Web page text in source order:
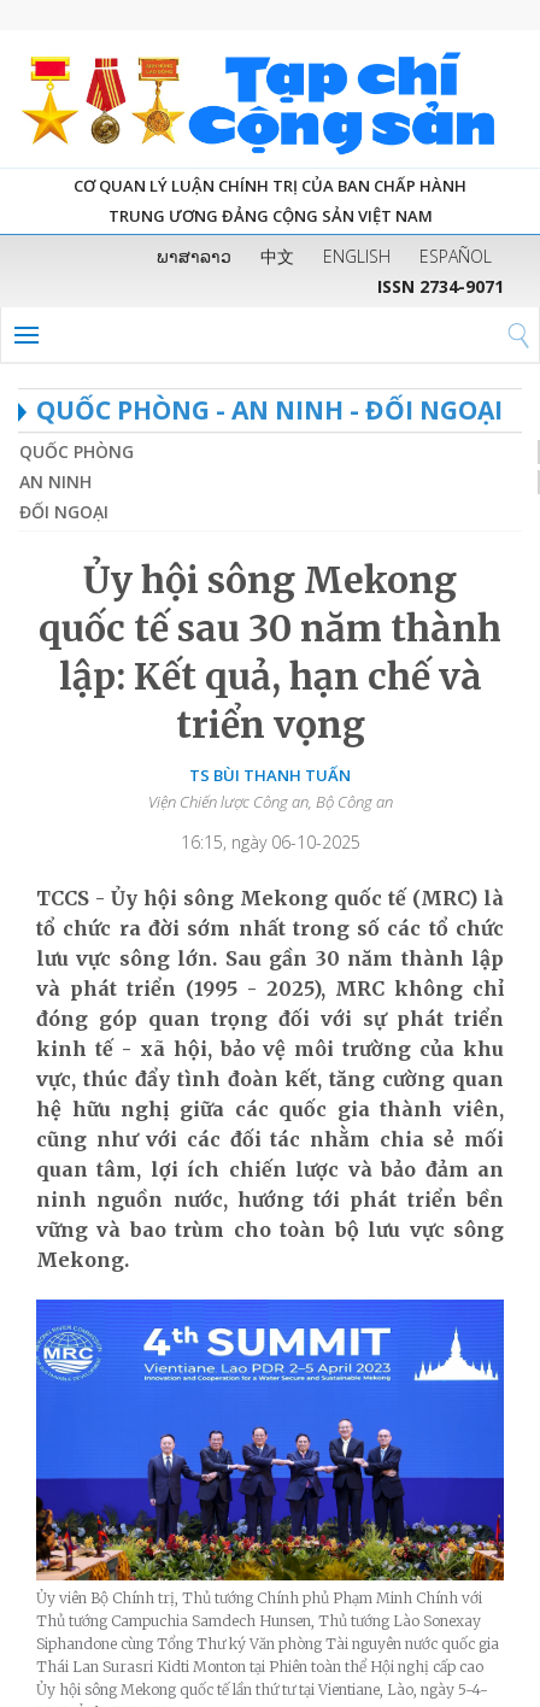
CƠ QUAN LÝ LUẬN CHÍNH TRỊ CỦA BAN CHẤP HÀNH
TRUNG ƯƠNG ĐẢNG CỘNG SẢN VIỆT NAM
ພາສາລາວ 中文 ENGLISH
ESPAÑOL
ISSN 2734-9071
QUỐC PHÒNG - AN NINH - ĐỐI NGOẠI
QUỐC PHÒNG
AN NINH
ĐỐI NGOẠI
Ủy hội sông Mekong
quốc tế sau 30 năm thành
lập: Kết quả, hạn chế và
triển vọng
TS BÙI THANH TUẤN
Viện Chiến lược Công an, Bộ Công an
16:15, ngày 06-10-2025
TCCS - Ủy hội sông Mekong quốc tế (MRC) là
tổ chức ra đời sớm nhất trong số các tổ chức
lưu vực sông lớn. Sau gần 30 năm thành lập
và phát triển (1995 - 2025), MRC không chỉ
đóng góp quan trọng đối với sự phát triển
kinh tế - xã hội, bảo vệ môi trường của khu
vực, thúc đẩy tình đoàn kết,tăng cường quan
hệ hữu nghị giữa các quốc gia thành viên,
cũng như với các đối tác nhằm chia sẻ mối
quan tâm, lợi ích chiến lược và bảo đảm an
ninh nguồn nước, hướng tới phát triển bền
vững và bao trùm cho toàn bộ lưu vực sông
Mekong.
Ủy viên Bộ Chính trị, Thủ tướng Chính phủ Phạm Minh Chính với
Thủ tướng Campuchia Samdech Hunsen, Thủ tướng Lào Sonexay
Siphandone cùng Tổng Thư ký Văn phòng Tài nguyên nước quốc gia
Thái Lan Surasri Kidti Monton tại Phiên toàn thể Hội nghị cấp cao
Ủy hội sông Mekong quốc tế lần thứ tư tại Vientiane, Lào, ngày 5-4-